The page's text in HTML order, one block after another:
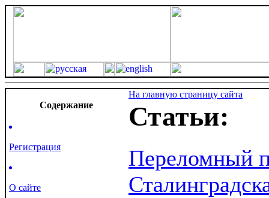
Cодержание
Регистрация
О сайте
На главную страницу сайта
Статьи:
Переломный